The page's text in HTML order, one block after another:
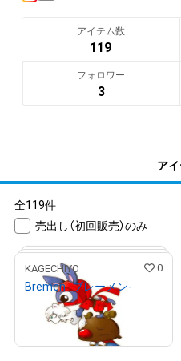
Welcome to the WASTED
I would be ultra, ultra, super,
アイテム数
119
フォロワー
3
ア
全119件
売出し（初回販売）のみ
KAGECHIYO 0
Bremen -ブレーメン-
3,000
売出し（初回販売）